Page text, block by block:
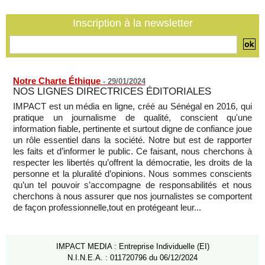
08/08/2026 -MOMO ALADJI
SENEGAL - Les Unes de la presse quotidienne du 8/9 août
08/08/2026 -MOMO ALADJI
Inscription à la newsletter
Notre Charte Éthique - 29/01/2024
NOS LIGNES DIRECTRICES ÉDITORIALES
IMPACT est un média en ligne, créé au Sénégal en 2016, qui
pratique un journalisme de qualité, conscient qu'une
information fiable, pertinente et surtout digne de confiance joue
un rôle essentiel dans la société. Notre but est de rapporter
les faits et d’informer le public. Ce faisant, nous cherchons à
respecter les libertés qu’offrent la démocratie, les droits de la
personne et la pluralité d’opinions. Nous sommes conscients
qu’un tel pouvoir s’accompagne de responsabilités et nous
cherchons à nous assurer que nos journalistes se comportent
de façon professionnelle,tout en protégeant leur...
IMPACT MEDIA : Entreprise Individuelle (EI)
N.I.N.E.A. : 011720796 du 06/12/2024